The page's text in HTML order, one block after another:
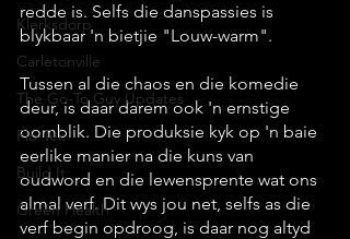
Klerksdorp
Carletonville
The Go-To Guy Updates
Flo-Tek
Build It
Green Health
redde is. Selfs die danspassies is
blykbaar 'n bietjie "Louw-warm".
Tussen al die chaos en die komedie
deur, is daar darem ook 'n ernstige
oomblik. Die produksie kyk op 'n baie
eerlike manier na die kuns van
oudword en die lewensprente wat ons
almal verf. Dit wys jou net, selfs as die
verf begin opdroog, is daar nog altyd